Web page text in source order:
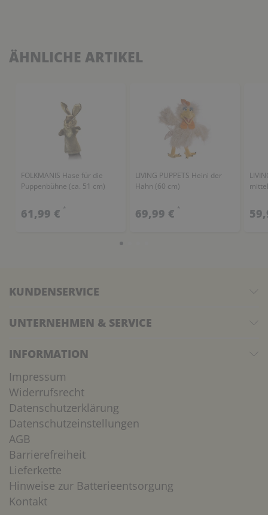
ÄHNLICHE ARTIKEL
FOLKMANIS Hase für die
Puppenbühne (ca. 51 cm)
61,99 € *
LIVING PUPPETS Heini der
Hahn (60 cm)
69,99 € *
mittel
KUNDENSERVICE
UNTERNEHMEN & SERVICE
INFORMATION
Impressum
Widerrufsrecht
Datenschutzerklärung
Datenschutzeinstellungen
AGB
Barrierefreiheit
Lieferkette
Hinweise zur Batterieentsorgung
Kontakt